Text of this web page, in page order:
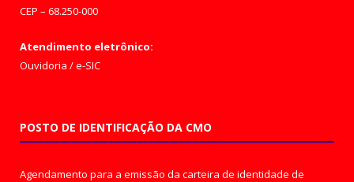
CEP – 68.250-000
Atendimento eletrônico:
Ouvidoria /e-SIC
POSTO DE IDENTIFICAÇÃO DA CMO
Agendamento para a emissão da carteira de identidade de